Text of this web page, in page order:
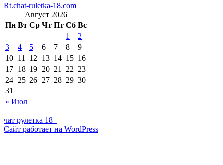
Rt.chat-ruletka-18.com
Август 2026
Пн Вт Ср Чт Пт Сб Вс
« Июл
1
2
3
4 5 6 7 8
9
10 11 12 13 14 15 16
17 18 19 20 21 22 23
24 25 26 27 28 29 30
31
чат рулетка 18+
Сайт работает на WordPress